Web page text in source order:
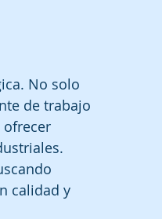
No solo
de trabajo
ofrecer
calidad y